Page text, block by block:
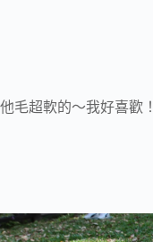
他毛超軟的～我好喜歡！